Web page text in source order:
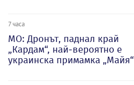
7 часа
МО: Дронът, паднал край
„Кардам“, най-вероятно е
украинска примамка „Майя“